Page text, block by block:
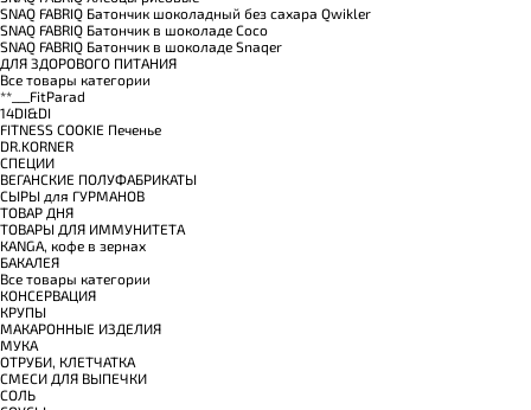
SNAQ FABRIQ Батончик шоколадный без сахара Qwikler
SNAQ FABRIQ Батончик в шоколаде Coco
SNAQ FABRIQ Батончик в шоколаде Snaqer
ДЛЯ ЗДОРОВОГО ПИТАНИЯ
Все товары категории
**___FitParad
14DI&DI
FITNESS COOKIE Печенье
DR.KORNER
СПЕЦИИ
ВЕГАНСКИЕ ПОЛУФАБРИКАТЫ
СЫРЫ для ГУРМАНОВ
TОВАР ДНЯ
TОВАРЫ ДЛЯ ИММУНИТЕТА
КANGA, кофе в зернах
БАКАЛЕЯ
Все товары категории
КОНСЕРВАЦИЯ
КРУПЫ
МАКАРОННЫЕ ИЗДЕЛИЯ
МУКА
ОТРУБИ, КЛЕТЧАТКА
СМЕСИ ДЛЯ ВЫПЕЧКИ
СОЛЬ